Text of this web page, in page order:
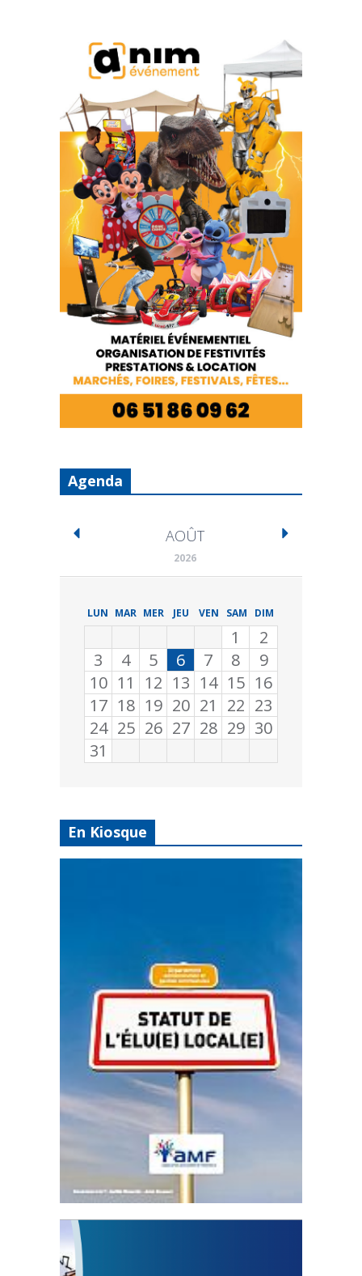
Agenda
AOÛT
2026
LUN MAR MER JEU VEN SAM DIM
1
2
3
4 5 6 7 8
9
10 11 12 13 14 15 16
17 18 19 20 21 22 23
24 25 26 27 28 29 30
31
En Kiosque
Statut de l’élu local
3 avril 2024
Mise à jour avril 2024